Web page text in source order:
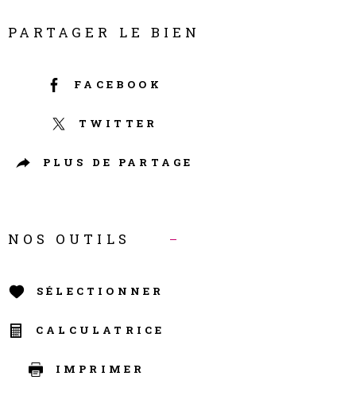
PARTAGER LE BIEN
FACEBOOK
TWITTER
PLUS DE PARTAGE
NOS OUTILS
SÉLECTIONNER
CALCULATRICE
IMPRIMER